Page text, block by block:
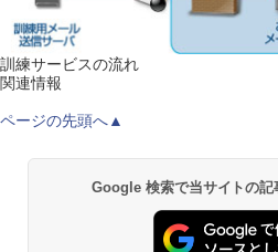
訓練サービスの流れ
関連情報
ページの先頭へ▲
Google 検索で当サイトの記